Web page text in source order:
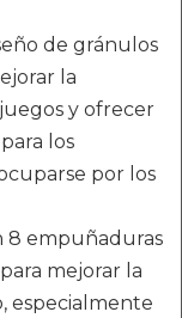
de gránulos
la
y ofrecer
los
por los
8 empuñaduras
mejorar la
especialmente